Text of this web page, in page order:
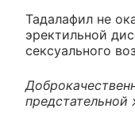
Тадалафил не
эректильной
сексуального